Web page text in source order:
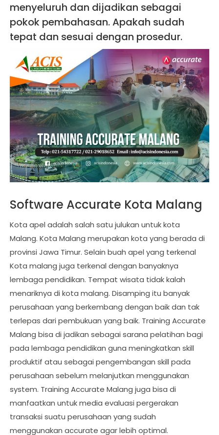
menyeluruh dan dijadikan sebagai
pokok pembahasan. Apakah sudah
tepat dan sesuai dengan prosedur.
Software Accurate Kota Malang
Kota apel adalah salah satu julukan untuk kota
Malang. Kota Malang merupakan kota yang berada di
provinsi Jawa Timur. Selain buah apel yang terkenal
Kota malang juga terkenal dengan banyaknya
lembaga pendidikan. Tempat wisata tidak kalah
menariknya di kota malang. Disamping itu banyak
perusahaan yang berkembang dengan baik dan tak
terlepas dari pembukuan yang baik. Training Accurate
Malang bisa di jadikan sebagai sarana pelatihan bagi
pada lembaga pendidikan guna meningkatkan skill
produktif atau sebagai pengembangan skill pada
perusahaan sebelum melanjutkan menggunakan
system. Training Accurate Malang juga bisa di
manfaatkan untuk media evaluasi pergerakan
transaksi suatu perusahaan yang sudah
menggunakan accurate agar lebih optimal.